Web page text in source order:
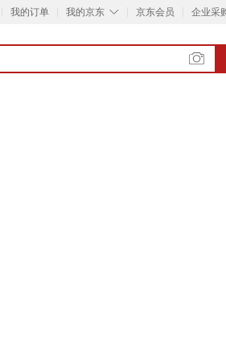
我的订单 ◇
我的京东 京东会员 企业采